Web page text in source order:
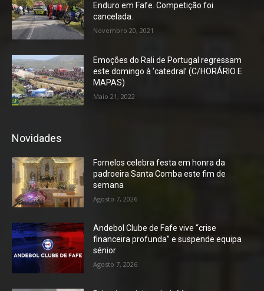
Enduro em Fafe. Competição foi
cancelada.
Novembro 20, 2021
Emoções do Rali de Portugal regressam
este domingo à ‘catedral’ (C/HORÁRIO E
MAPAS)
Maio 21, 2022
Novidades
Fornelos celebra festa em honra da
padroeira Santa Comba este fim de
semana
Agosto 7, 2026
Andebol Clube de Fafe vive “crise
financeira profunda” e suspende equipa
sénior
Agosto 7, 2026